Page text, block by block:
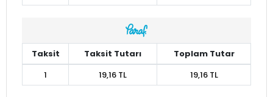
Taksit Taksit Tutarı
Toplam Tutar
1
19,16 TL 19,16 TL